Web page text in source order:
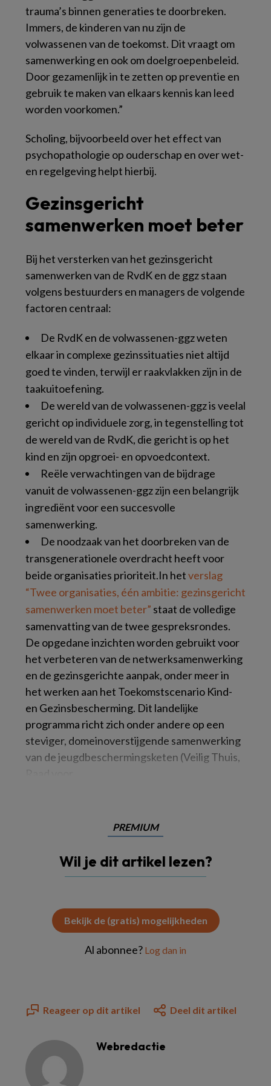
trauma’s binnen generaties te doorbreken.
Immers, de kinderen van nu zijn de
volwassenen van de toekomst. Dit vraagt om
samenwerking en ook om doelgroepenbeleid.
Door gezamenlijk in te zetten op preventie en
gebruik te maken van elkaars kennis kan leed
worden voorkomen.”
Scholing, bijvoorbeeld over het effect van
psychopathologie op ouderschap en over wet-
en regelgeving helpt hierbij.
Gezinsgericht
samenwerken moet beter
Bij het versterken van het gezinsgericht
samenwerken van de RvdK en de ggz staan
volgens bestuurders en managers de volgende
factoren centraal:
De RvdK en de volwassenen-ggz weten
elkaar in complexe gezinssituaties niet altijd
goed te vinden, terwijl er raakvlakken zijn in de
taakuitoefening.
De wereld van de volwassenen-ggz is veelal
gericht op individuele zorg, in tegenstelling tot
de wereld van de RvdK, die gericht is op het
kind en zijn opgroei- en opvoedcontext.
Reële verwachtingen van de bijdrage
vanuit de volwassenen-ggz zijn een belangrijk
ingrediënt voor een succesvolle
samenwerking.
De noodzaak van het doorbreken van de
transgenerationele overdracht heeft voor
beide organisaties prioriteit.In hetverslag
“Twee organisaties, één ambitie: gezinsgericht
samenwerken moet beter” staat de volledige
samenvatting van de twee gespreksrondes.
De opgedane inzichten worden gebruikt voor
het verbeteren van de netwerksamenwerking
en de gezinsgerichte aanpak, onder meer in
het werken aan het Toekomstscenario Kind-
en Gezinsbescherming. Dit landelijke
programma richt zich onder andere op een
steviger, domeinoverstijgende samenwerking
van de jeugdbeschermingsketen (Veilig Thuis,
PREMIUM
Wil je dit artikel lezen?
Bekijk de (gratis) mogelijkheden
Al abonnee? Log dan in
Reageer op dit artikel Deel dit artikel
Webredactie